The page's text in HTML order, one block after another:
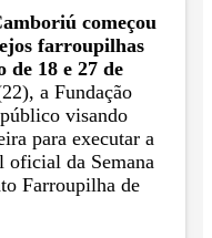
começou
farroupilhas
18 e 27 de
a Fundação
visando
para executar a
oficial da Semana
Farroupilha de